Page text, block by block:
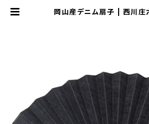
岡山産デニム扇子 | 西川庄